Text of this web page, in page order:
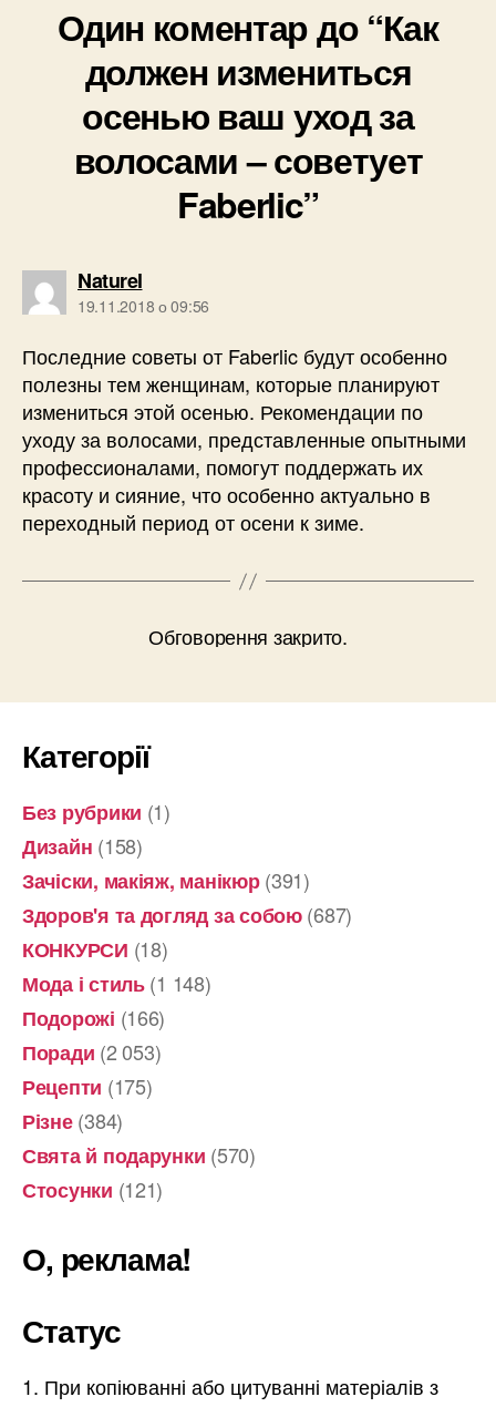
Один коментар до “Как
должен измениться
осенью ваш уход за
волосами – советует
Faberlic”
Naturelговорить:
19.11.2018 о 09:56
Последние советы от Faberlic будут особенно
полезны тем женщинам, которые планируют
измениться этой осенью. Рекомендации по
уходу за волосами, представленные опытными
профессионалами, помогут поддержать их
красоту и сияние, что особенно актуально в
переходный период от осени к зиме.
Обговорення закрито.
Категорії
Без рубрики (1)
Дизайн (158)
Зачіски, макіяж, манікюр(391)
Здоров'я та догляд за собою(687)
КОНКУРСИ (18)
Мода і стиль(1 148)
Подорожі (166)
Поради (2 053)
Рецепти (175)
Різне(384)
Свята й подарунки (570)
Стосунки (121)
О, реклама!
Статус
При копіюванні або цитуванні матеріалів з